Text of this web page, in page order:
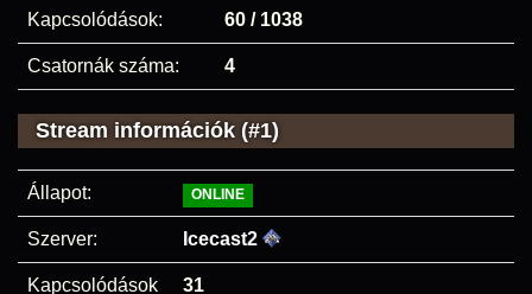
Kapcsolódások: 60 / 1038
Csatornák száma: 4
Stream információk (#1)
Állapot: ONLINE
Szerver: Icecast2
Kapcsolódások
31